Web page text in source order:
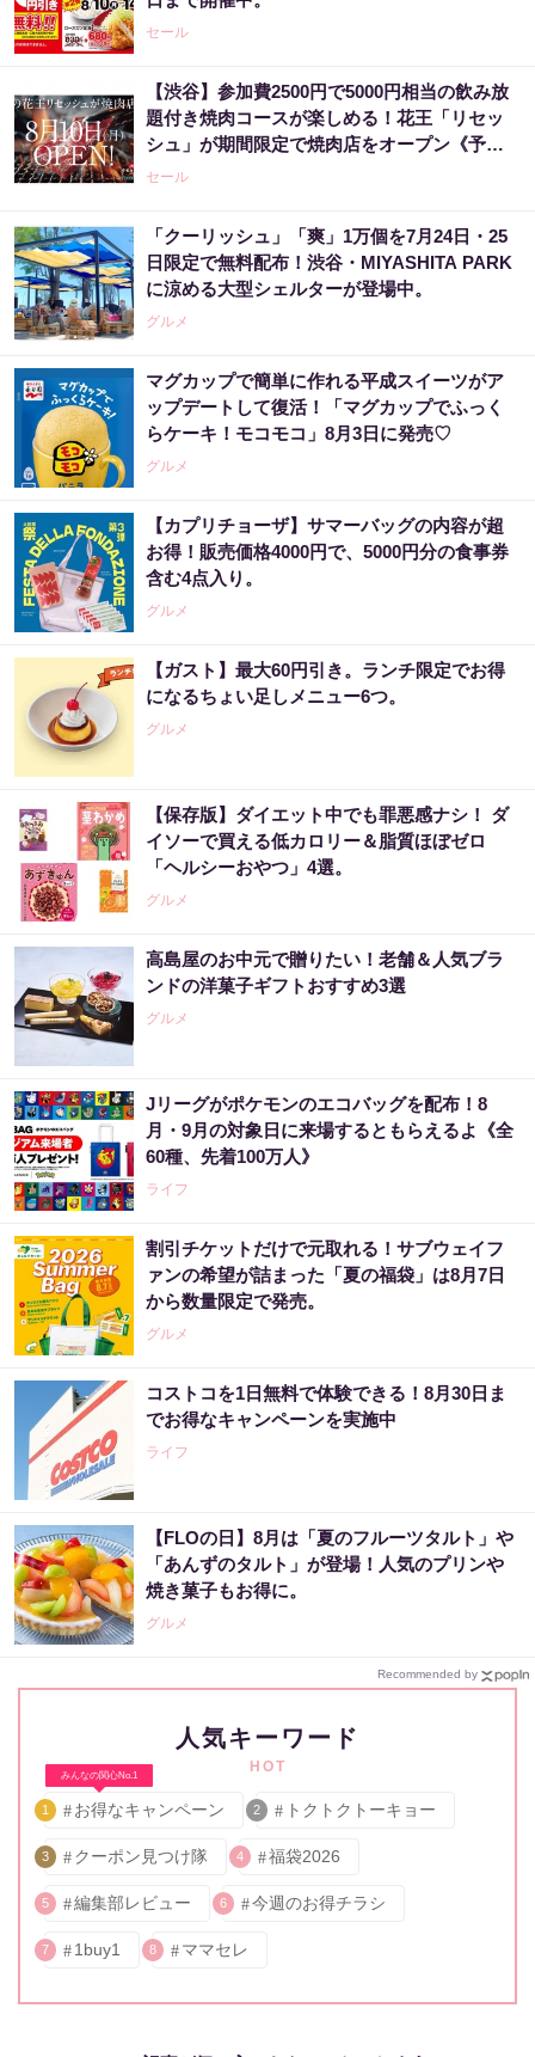
セール
【渋谷】参加費2500円で5000円相当の飲み放
題付き焼肉コースが楽しめる！花王「リセッ
シュ」が期間限定で焼肉店をオープン《予約
受付中》
セール
「クーリッシュ」「爽」1万個を7月24日・25
日限定で無料配布！渋谷・MIYASHITA PARK
に涼める大型シェルターが登場中。
グルメ
マグカップで簡単に作れる平成スイーツがア
ップデートして復活！「マグカップでふっく
らケーキ！モコモコ」8月3日に発売♡
グルメ
【カプリチョーザ】サマーバッグの内容が超
お得！販売価格4000円で、5000円分の食事券
含む4点入り。
グルメ
【ガスト】最大60円引き。ランチ限定でお得
になるちょい足しメニュー6つ。
グルメ
【保存版】ダイエット中でも罪悪感ナシ！ ダ
イソーで買える低カロリー＆脂質ほぼゼロ
「ヘルシーおやつ」4選。
グルメ
高島屋のお中元で贈りたい！老舗＆人気ブラ
ンドの洋菓子ギフトおすすめ3選
グルメ
Jリーグがポケモンのエコバッグを配布！8
月・9月の対象日に来場するともらえるよ《全
60種、先着100万人》
ライフ
割引チケットだけで元取れる！サブウェイフ
ァンの希望が詰まった「夏の福袋」は8月7日
から数量限定で発売。
グルメ
コストコを1日無料で体験できる！8月30日ま
でお得なキャンペーンを実施中
ライフ
【FLOの日】8月は「夏のフルーツタルト」や
「あんずのタルト」が登場！人気のプリンや
焼き菓子もお得に。
グルメ
Recommended by
人気キーワード
HOT
みんなの関心No.1
1 お得なキャンペーン 2 トクトクトーキョー
3 クーポン見つけ隊 4 福袋2026
5 編集部レビュー 6 今週のお得チラシ
7 1buy1 8 ママセレ